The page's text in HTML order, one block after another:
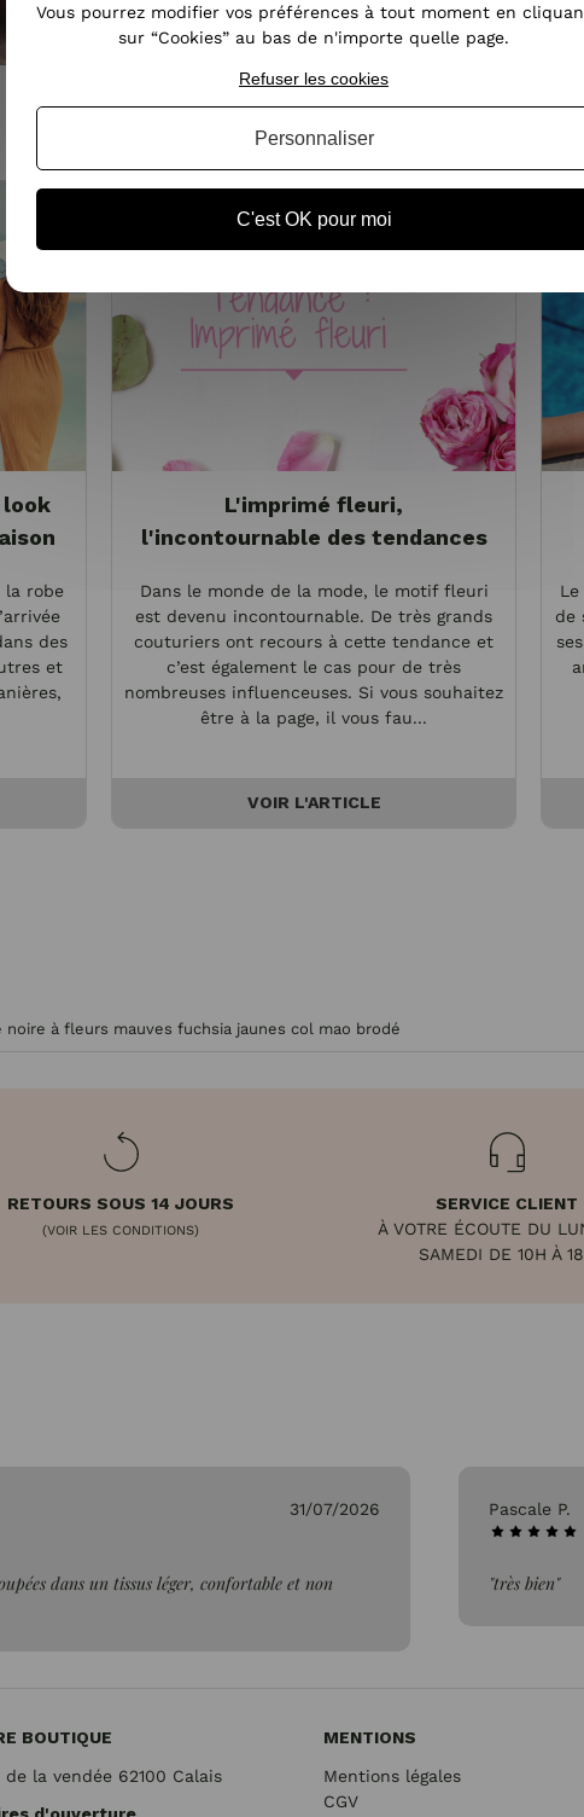
Tendances
look
la robe
des
et
L'imprimé fleuri,
l'incontournable des tendances
Dans le monde de la mode, le motif fleuri
est devenu incontournable. De très grands
couturiers ont recours à cette tendance et
c’est également le cas pour de très
nombreuses influenceuses. Si vous souhaitez
être à la page, il vous fau...
VOIR L'ARTICLE
de
noire à fleurs mauves fuchsia jaunes col mao brodé
RETOURS SOUS 14 JOURS
(VOIR LES CONDITIONS)
SERVICE CLIENT
À VOTRE ÉCOUTE DU
SAMEDI DE 10H À
26/07/2026
"très bien"
BOUTIQUE
la vendée 62100 Calais
MENTIONS
Mentions légales
CGV
Vous pourrez modifier vos préférences à tout moment en
sur “Cookies” au bas de n'importe quelle page.
C'est OK pour moi
Refuser les cookies
Personnaliser